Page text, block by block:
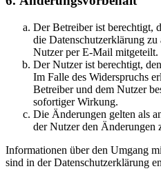
Der Betreiber ist berechtigt,
die Datenschutzerklärung
Nutzer per E-Mail mitgeteilt.
Der Nutzer ist berechtigt,
Im Falle des Widerspruchs
Betreiber und dem Nutzer
sofortiger Wirkung.
Die Änderungen gelten als
der Nutzer den Änderungen
Informationen über den Umgang
sind in der Datenschutzerklärung